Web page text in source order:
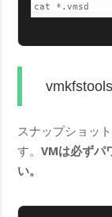
cat *.vmsd
スナップショッ
す。VMは必ずパ
い。